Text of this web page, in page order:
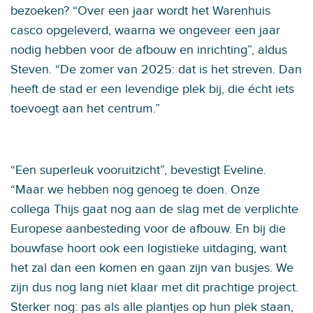
bezoeken? “Over een jaar wordt het Warenhuis
casco opgeleverd, waarna we ongeveer een jaar
nodig hebben voor de afbouw en inrichting”, aldus
Steven. “De zomer van 2025: dat is het streven. Dan
heeft de stad er een levendige plek bij, die écht iets
toevoegt aan het centrum.”
“Een superleuk vooruitzicht”, bevestigt Eveline.
“Maar we hebben nog genoeg te doen. Onze
collega Thijs gaat nog aan de slag met de verplichte
Europese aanbesteding voor de afbouw. En bij die
bouwfase hoort ook een logistieke uitdaging, want
het zal dan een komen en gaan zijn van busjes. We
zijn dus nog lang niet klaar met dit prachtige project.
Sterker nog: pas als alle plantjes op hun plek staan,